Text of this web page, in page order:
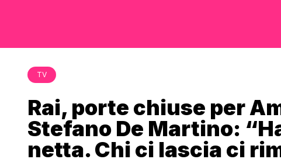
TV
Rai, porte chiuse per
Stefano De Martino:
netta. Chi ci lascia ci